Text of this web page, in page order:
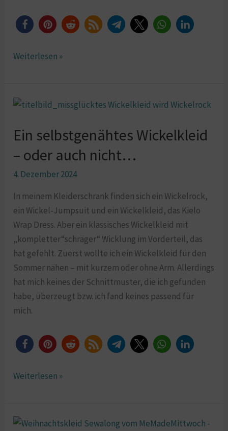
Weiterlesen »
Ein selbstgenähtes Wickelkleid
– oder auch nicht…
4. Dezember 2024
In meinem Kleiderschrank finden sich ein Wickelrock,
ein Wickel-Jumpsuit und ein Wickelkleid, das Kielo
Wrap Dress. Aber ein klassisches Wickelkleid mit
„kompletter“schräger“ Wicklung im Vorderteil, das
hat gefehlt. Zuerst wollte ich ein Wickelkleid für den
Sommer nähen – mit kurzem oder ohne Arm. Allerdings
hat mich keines der Schnittmuster, die ich gefunden
habe, überzeugt bzw. ich fand keines passend für
mich.
Ein
Wickelkleid
oder
auch
Weiterlesen »
Es